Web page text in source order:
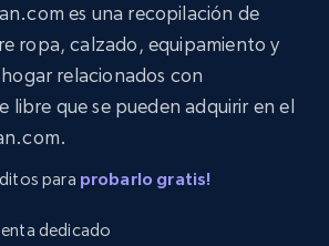
es una recopilación de
ropa, calzado, equipamiento y
relacionados con
libre que se pueden adquirir en el
para probarlo gratis!
dedicado